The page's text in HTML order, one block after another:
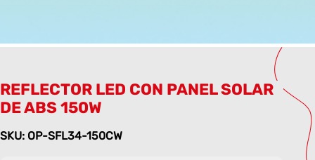
REFLECTOR LED CON PANEL SOLAR
DE ABS 150W
SKU: OP-SFL34-150CW